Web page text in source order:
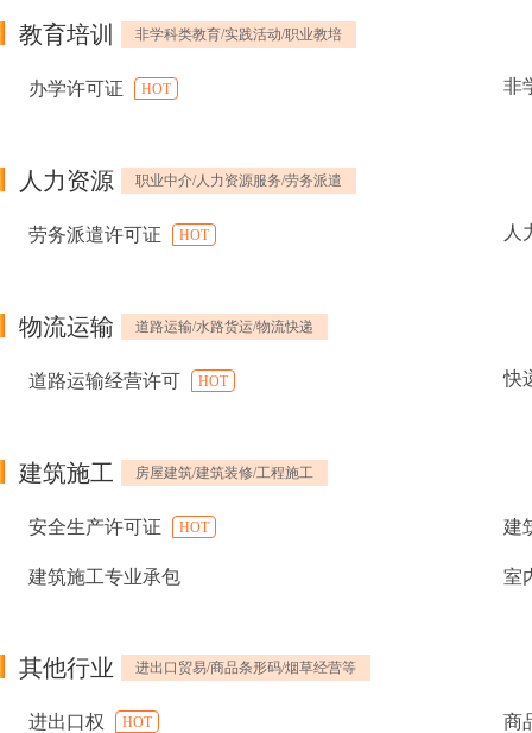
教育培训 非学科类教育/实践活动/职业教培
办学许可证 HOT 非
人力资源 职业中介/人力资源服务/劳务派遣
劳务派遣许可证 HOT 人
物流运输 道路运输/水路货运/物流快递
道路运输经营许可 HOT 快
建筑施工 房屋建筑/建筑装修/工程施工
安全生产许可证 HOT 建
建筑施工专业承包 室
其他行业 进出口贸易/商品条形码/烟草经营等
进出口权 HOT 商